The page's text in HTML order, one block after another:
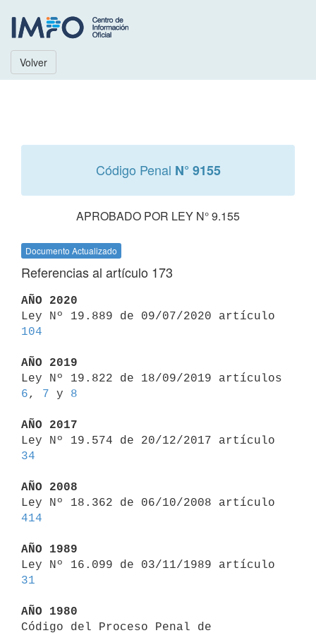
Volver
Código Penal N° 9155
APROBADO POR LEY N° 9.155
Documento Actualizado
Referencias al artículo 173
AÑO 2020
104
AÑO 2019
6, 7 y 8
AÑO 2017
34
AÑO 2008
414
AÑO 1989
31
AÑO 1980
Código del Proceso Penal de